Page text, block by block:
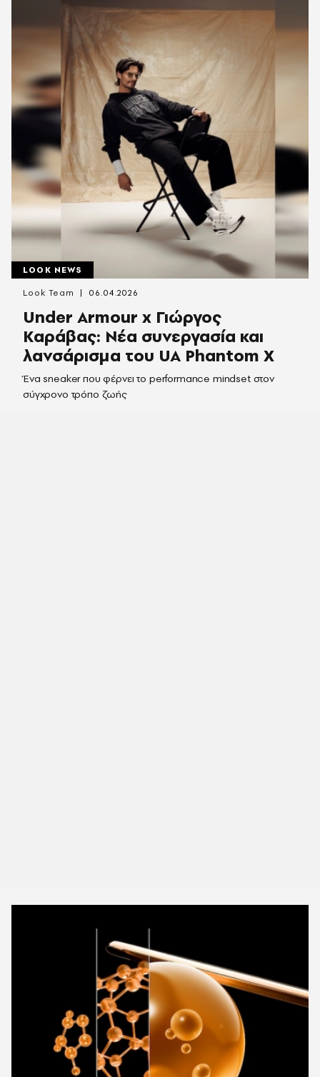
LOOK NEWS
Under Armour x Γιώργος
Καράβας: Νέα συνεργασία και
λανσάρισμα του UA Phantom X
Ένα sneaker που φέρνει το performance mindset στον
σύγχρονο τρόπο ζωής
Look Team 06.04.2026